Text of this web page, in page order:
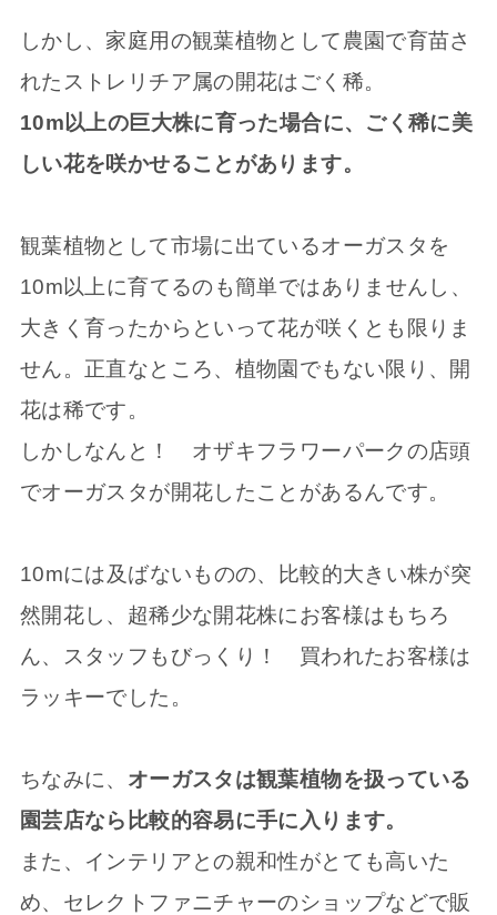
しかし、家庭用の観葉植物として農園で育苗さ
れたストレリチア属の開花はごく稀。
10m以上の巨大株に育った場合に、ごく稀に美
しい花を咲かせることがあります。
観葉植物として市場に出ているオーガスタを
10m以上に育てるのも簡単ではありませんし、
大きく育ったからといって花が咲くとも限りま
せん。正直なところ、植物園でもない限り、開
花は稀です。
しかしなんと！ オザキフラワーパークの店頭
でオーガスタが開花したことがあるんです。
10mには及ばないものの、比較的大きい株が突
然開花し、超稀少な開花株にお客様はもちろ
ん、スタッフもびっくり！ 買われたお客様は
ラッキーでした。
ちなみに、 オーガスタは観葉植物を扱っている
園芸店なら比較的容易に手に入ります。
また、インテリアとの親和性がとても高いた
め、セレクトファニチャーのショップなどで販